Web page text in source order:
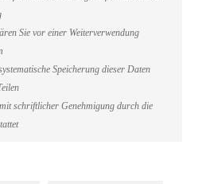
Sie vor einer Weiterverwendung
Speicherung dieser Daten
schriftlicher Genehmigung durch die